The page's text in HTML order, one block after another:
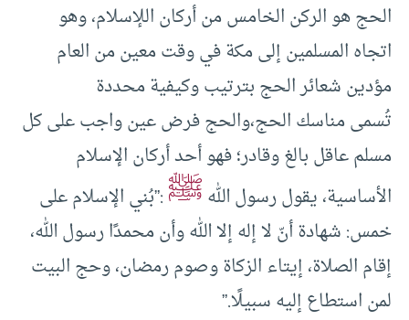
الحج هو الركن الخامس من أركان اللإسلام، وهو
اتجاه المسلمين إلى مكة في وقت معين من العام
مؤدين شعائر الحج بترتيب وكيفية محددة
تُسمى مناسك الحج،والحج فرض عين واجب على كل
مسلم عاقل بالغ وقادر؛ فهو أحد أركان الإسلام
الأساسية، يقول رسول اللهﷺ:”بُني الإسلام على
خمس: شهادة أنّ لا إله إلا الله وأن محمدًا رسول الله،
إقام الصلاة، إيتاء الزكاة وصوم رمضان، وحج البيت
لمن استطاع إليه سبيلًا.”